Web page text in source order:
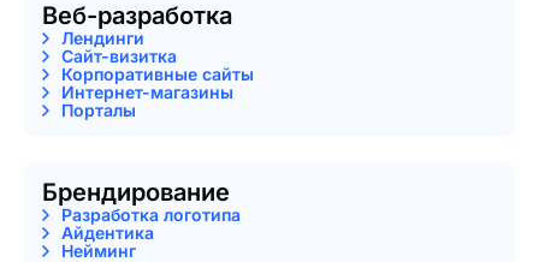
Веб-разработка
Лендинги
Сайт-визитка
Корпоративные сайты
Интернет-магазины
Порталы
Брендирование
Разработка логотипа
Айдентика
Нейминг